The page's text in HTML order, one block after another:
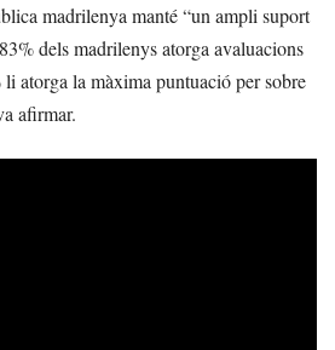
madrilenya manté “un ampli suport
dels madrilenys atorga avaluacions
atorga la màxima puntuació per sobre
afirmar.